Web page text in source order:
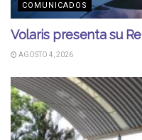
COMUNICADOS
Volaris presenta su
AGOSTO 4, 2026